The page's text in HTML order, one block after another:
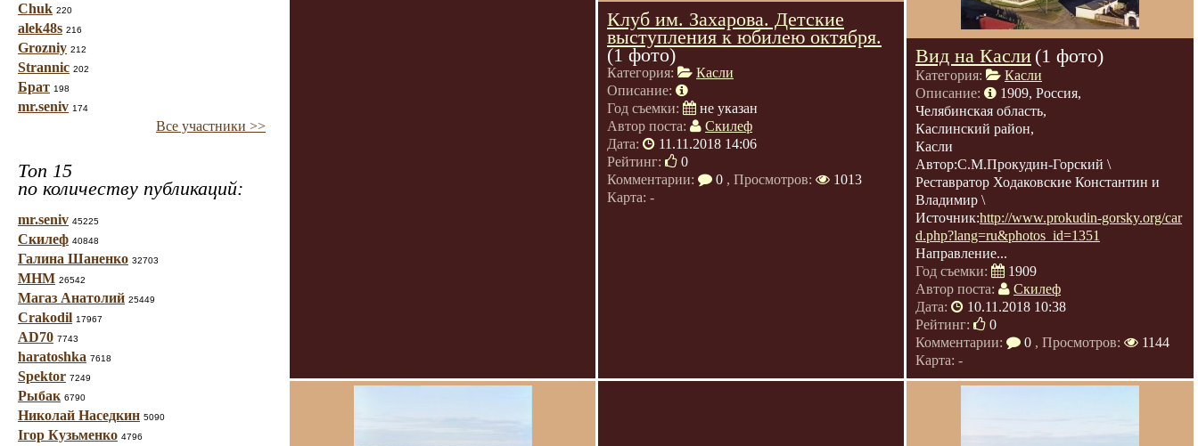
Chuk 220
alek48s 216
Grozniy 212
Strannic 202
Брат 198
mr.seniv 174
Все участники >>
Топ 15
по количеству публикаций:
mr.seniv 45225
Скилеф 40848
Галина Шаненко 32703
МНМ 26542
Магаз Анатолий 25449
Crakodil 17967
AD70 7743
haratoshka 7618
Spektor 7249
Рыбак 6790
Николай Наседкин 5090
Ігор Кузьменко 4796
Клуб им. Захарова. Детские
выступления к юбилею октября.
(1 фото)
Категория:
Касли
Описание:
Год съемки:
не указан
Автор поста:
Скилеф
Дата:
11.11.2018 14:06
Рейтинг:
0
Комментарии:
0 , Просмотров:
1013
Карта: -
Вид на Касли (1 фото)
Категория:
Касли
Описание:
1909, Россия,
Челябинская область,
Каслинский район,
Касли
Автор:С.М.Прокудин-Горский \
Реставратор Ходаковские Константин и
Владимир \
Источник:http://www.prokudin-gorsky.org/car
d.php?lang=ru&photos_id=1351
Направление...
Год съемки:
1909
Автор поста:
Скилеф
Дата:
10.11.2018 10:38
Рейтинг:
0
Комментарии:
0 , Просмотров:
1144
Карта: -